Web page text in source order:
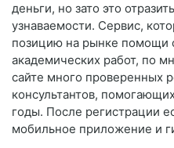
деньги, но зато это
узнаваемости. Сервис,
позицию на рынке помощи
академических работ, по
сайте много проверенных
консультантов,
годы. После регистрации
мобильное приложение и